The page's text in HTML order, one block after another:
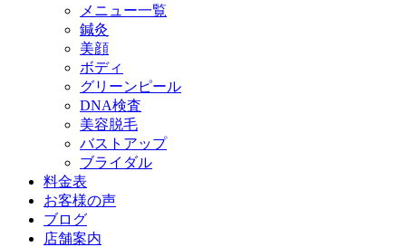
メニュー一覧
鍼灸
美顔
ボディ
グリーンピール
DNA検査
美容脱毛
バストアップ
ブライダル
料金表
お客様の声
ブログ
店舗案内